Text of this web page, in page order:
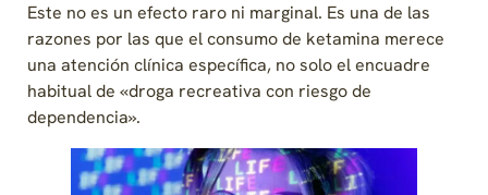
Este no es un efecto raro ni marginal. Es una de las
razones por las que el consumo de ketamina merece
una atención clínica específica, no solo el encuadre
habitual de «droga recreativa con riesgo de
dependencia».